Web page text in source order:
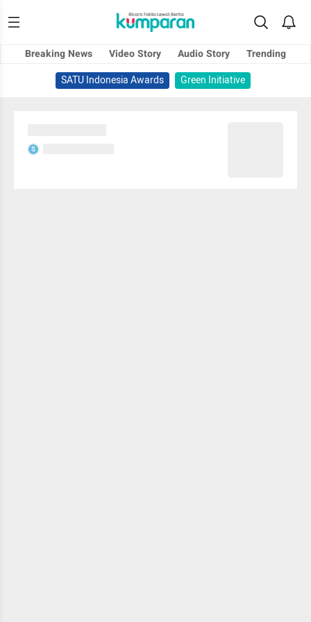
Breaking News Video Story Audio Story
Trending
SATU Indonesia Awards
Green Initiative
S